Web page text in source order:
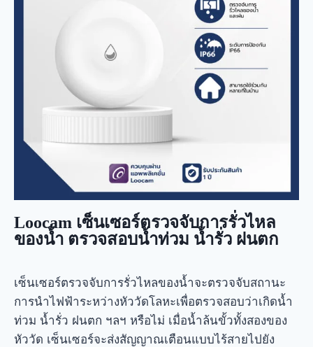
Loocam เซ็นเซอร์ตรวจจับการรั่วไหล
ของน้ำ ตรวจสอบน้ำท่วม น้ำรั่ว ฝนตก
เซ็นเซอร์ตรวจจับการรั่วไหลของน้ำจะตรวจจับสถานะ
การนำไฟฟ้าระหว่างหัววัดโลหะเพื่อตรวจสอบว่าเกิดน้ำ
ท่วม น้ำรั่ว ฝนตก ฯลฯ หรือไม่ เมื่อน้ำล้นขั้วทั้งสองของ
หัววัด เซ็นเซอร์จะส่งสัญญาณเตือนแบบไร้สายไปยัง